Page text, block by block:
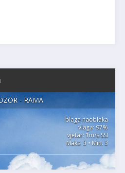
- RAMA
blaga naoblaka
vlaga: 97%
vjetar: 1m/s SSI
Maks. 3 • Min. 3